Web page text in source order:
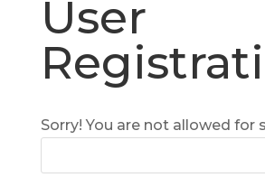
User
Sorry! You are not allowed for